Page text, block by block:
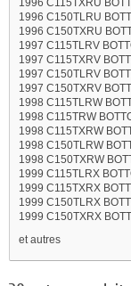
1996 C150TLRU
1996 C150TXRU
1997 C115TLRV
1997 C115TXRV
1997 C150TLRV
1997 C150TXRV
1998 C115TLRW
1998 C115TRW
1998 C115TXRW
1998 C150TLRW
1998 C150TXRW
1999 C115TLRX
1999 C115TXRX
1999 C150TLRX
1999 C150TXRX
et autres